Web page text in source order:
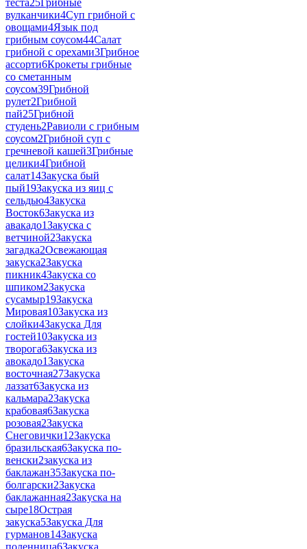
теста25Грибные
вулканчики4Суп грибной с
овощами4Язык под
грибным соусом44Салат
грибной с орехами3Грибное
ассорти6Крокеты грибные
со сметанным
соусом39Грибной
рулет2Грибной
пай25Грибной
студень2Равиоли с грибным
соусом2Грибной суп с
гречневой кашей3Грибные
целики4Грибной
салат14Закуска бый
пый19Закуска из яиц с
сельдью4Закуска
Восток6Закуска из
авакадо1Закуска с
ветчиной2Закуска
загадка2Освежающая
закуска2Закуска
пикник4Закуска со
шпиком2Закуска
сусамыр19Закуска
Мировая10Закуска из
слойки4Закуска Для
гостей10Закуска из
творога6Закуска из
авокадо1Закуска
восточная27Закуска
лаззат6Закуска из
кальмара2Закуска
крабовая6Закуска
розовая2Закуска
Снеговички12Закуска
бразильская6Закуска по-
венски2закуска из
баклажан35Закуска по-
болгарски2Закуска
баклажанная2Закуска на
сыре18Острая
закуска5Закуска Для
гурманов14Закуска